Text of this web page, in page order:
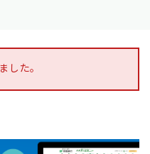
した。